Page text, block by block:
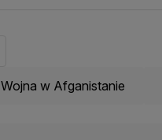
Wojna w Afganistanie